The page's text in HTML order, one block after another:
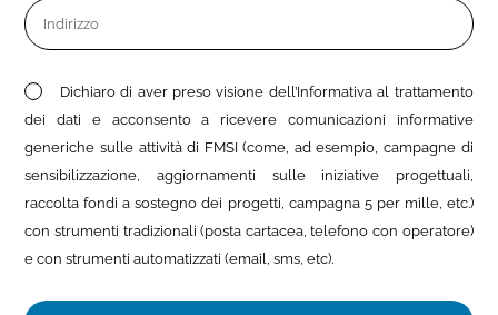
Dichiaro di aver preso visione dell’Informativa al trattamento
dei dati e acconsento a ricevere comunicazioni informative
generiche sulle attività di FMSI (come, ad esempio, campagne di
sensibilizzazione, aggiornamenti sulle iniziative progettuali,
raccolta fondi a sostegno dei progetti, campagna 5 per mille, etc.)
con strumenti tradizionali (posta cartacea, telefono con operatore)
e con strumenti automatizzati (email, sms, etc).